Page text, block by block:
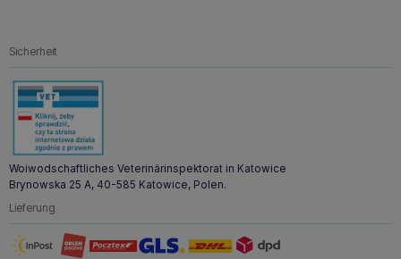
PERRO Gourmet Hirsch mit Zucchini
Wahl für erwachsene Hundebesitzer, die ihren Tieren eine
gesunde und schmackhafte Ernährung auf Basis einer
Monoproteinformel mit Hirsch bieten möchten. Dieses Futter
ist getreidefrei und damit auch für Hunde mit
empfindlichem Verdauungssystemgeeignet. Dank
seines geringen Fettgehalts trägt es zur Erhaltung eines
gesunden Gewichts bei. Der Zusatz von Superfoods wie
Chiasamen und Algen unterstützt die Funktion der Gelenke
und des Immunsystems. Der hohe Fleischanteil und der
niedrige Kaloriengehalt machen das Futter ideal für Hunde,
Sicherheit
Woiwodschaftliches Veterinärinspektorat in Katowice
Brynowska 25 A, 40-585 Katowice, Polen.
Lieferung